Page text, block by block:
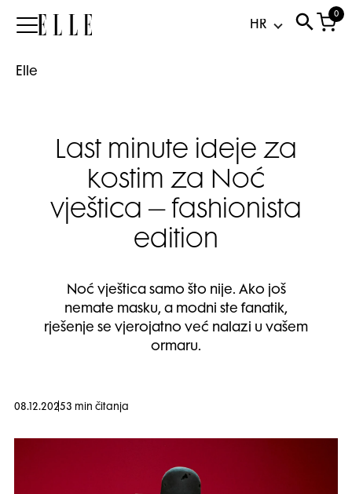
Elle
0
Elle
Last minute ideje za
kostim za Noć
vještica – fashionista
edition
Noć vještica samo što nije. Ako još
nemate masku, a modni ste fanatik,
rješenje se vjerojatno već nalazi u vašem
ormaru.
08.12.20253 min čitanja